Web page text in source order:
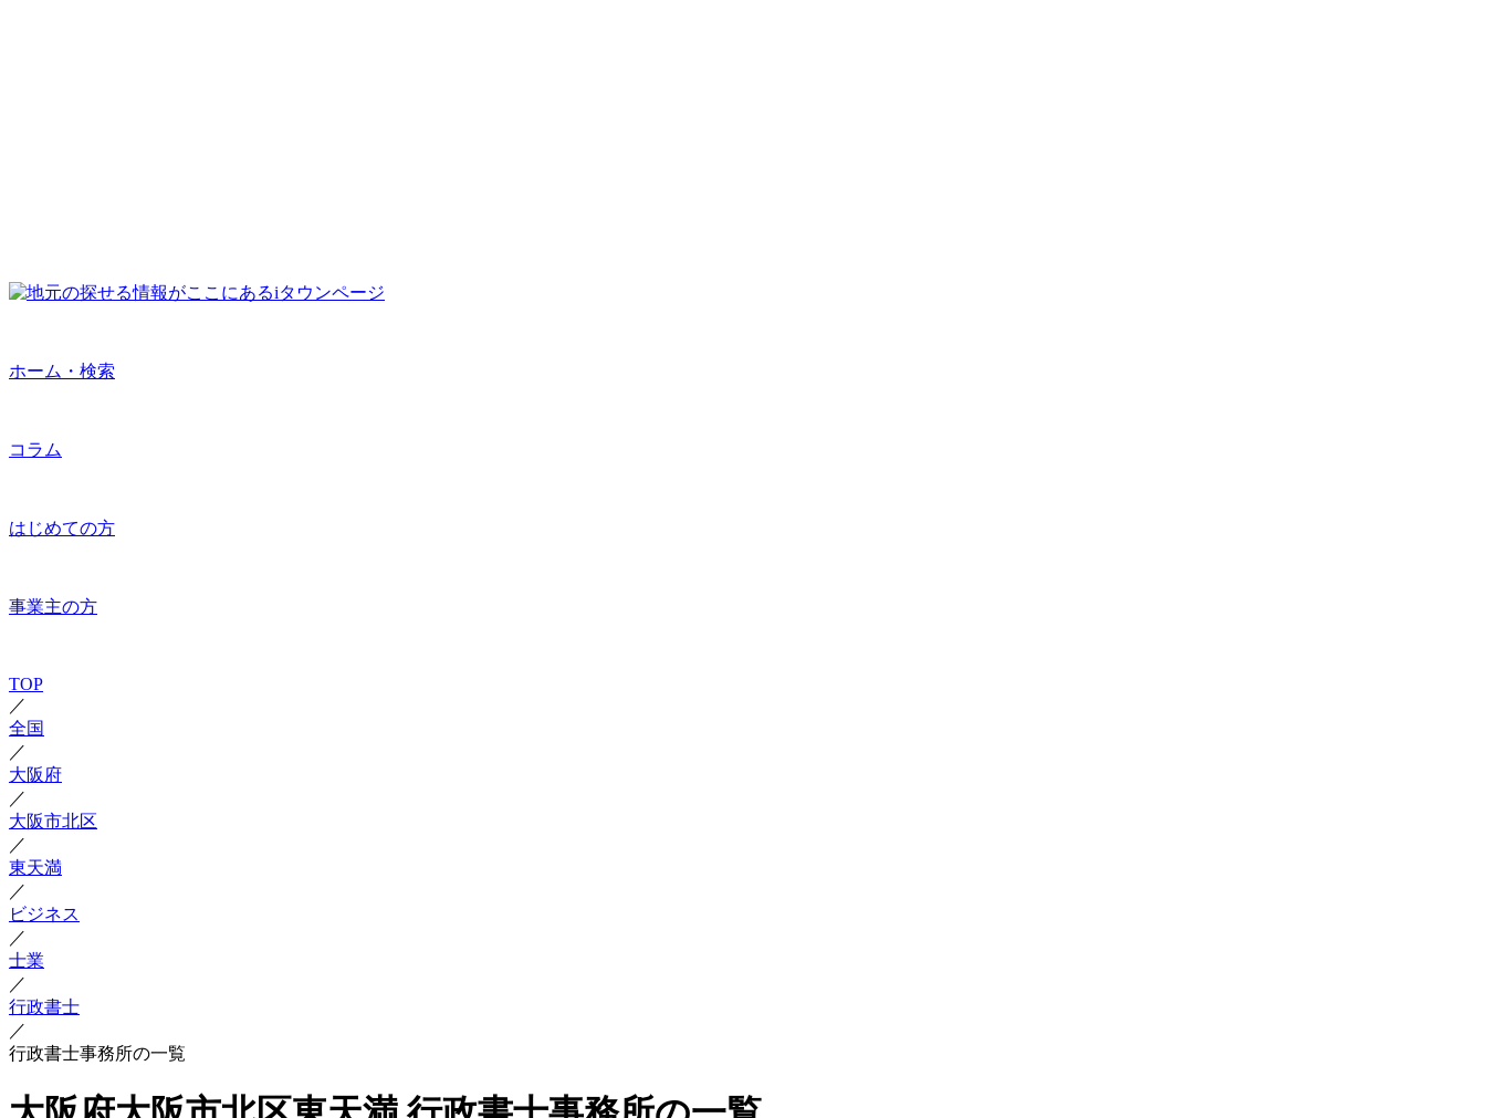
ホーム・検索
コラム
はじめての方
事業主の方
TOP
／
全国
／
大阪府
／
大阪市北区
／
東天満
／
ビジネス
／
士業
／
行政書士
／
行政書士事務所の一覧